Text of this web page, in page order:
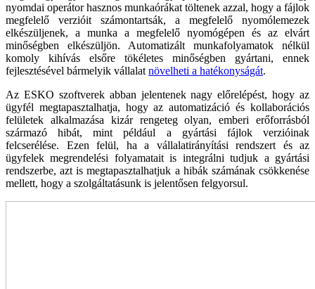
nyomdai operá­tor hasznos munkaórákat töltenek azzal, hogy a fájlok
megfelelő verzióit számontartsák, a meg­felelő nyomólemezek
elkészüljenek, a munka a megfelelő nyomógépen és az elvárt
minőségben elkészüljön. Automatizált munkafolyamatok nél­kül
komoly kihívás elsőre tökéletes minőségben gyártani, ennek
fejlesztésével bármelyik vállalat növelheti a hatékonyságát.
Az ESKO szoftverek abban jelentenek nagy elő­relépést, hogy az
ügyfél megtapasztalhatja, hogy az automatizáció és kollaborációs
felületek alkal­mazása kizár rengeteg olyan, emberi erőforrás­ból
származó hibát, mint például a gyártási fájlok verzióinak
felcserélése. Ezen felül, ha a vállalat­irányítási rendszert és az
ügyfelek megrendelési folyamatait is integrálni tudjuk a gyártási
rend­szerbe, azt is megtapasztalhatjuk a hibák számá­nak csökkenése
mellett, hogy a szolgáltatásunk is jelentősen felgyorsul.